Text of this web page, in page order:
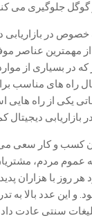
جلوگیری می
در بازاریابی
مهمترین عناصر
در بسیاری از
راه های مناسب
یکی از راه
بازاریابی دیجیتال
کسب و کار سعی می
مردم،
با هزاران پدیده
و این عدد بالا به
سنتی عادت